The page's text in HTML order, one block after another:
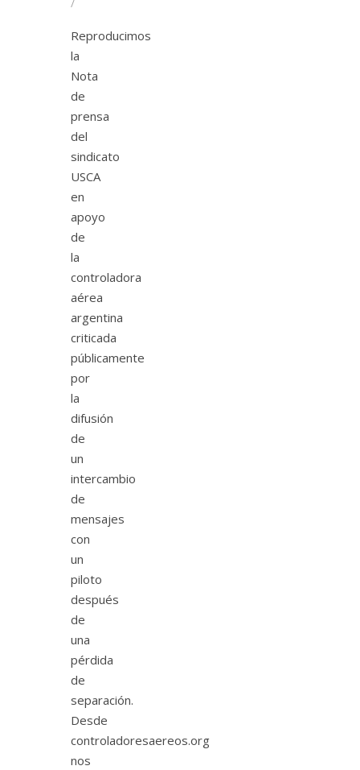
/
Reproducimos
la
Nota
de
prensa
del
sindicato
USCA
en
apoyo
de
la
controladora
aérea
argentina
criticada
públicamente
por
la
difusión
de
un
intercambio
de
mensajes
con
un
piloto
después
de
una
pérdida
de
separación.
Desde
controladoresaereos.org
nos